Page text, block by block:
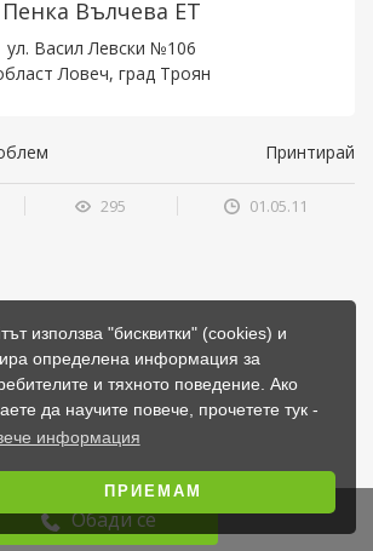
използва "бисквитки" (cookies) и
определена информация за
и тяхното поведение. Ако
да научите повече, прочетете тук -
информация
ПРИЕМАМ
Пенка Вълчева ЕТ
ул. Васил Левски №106
Ловеч, град Троян
Обади се
Принтирай
295 01.05.11